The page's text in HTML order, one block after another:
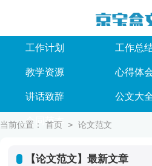
工作计划 工作总
教学资源 心得体
讲话致辞 公文大
合同范本
当前位置： 首页 > 论文范文
【论文范文】最新文章